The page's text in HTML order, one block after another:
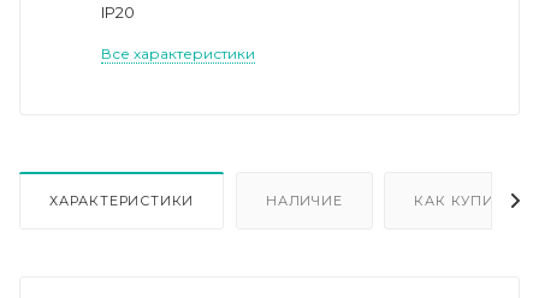
IP20
Все характеристики
ХАРАКТЕРИСТИКИ НАЛИЧИЕ КАК КУПИТЬ